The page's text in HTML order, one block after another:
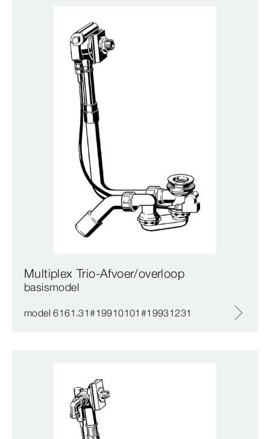
Multiplex Trio-Afvoer/overloop
basismodel
model 6161.31#19910101#19931231